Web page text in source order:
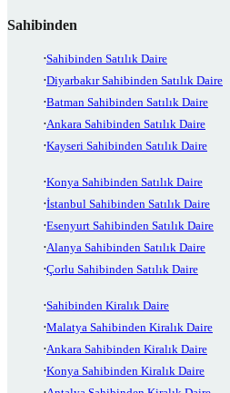
Sahibinden
Sahibinden Satılık Daire
Diyarbakır Sahibinden Satılık Daire
Batman Sahibinden Satılık Daire
Ankara Sahibinden Satılık Daire
Kayseri Sahibinden Satılık Daire
Konya Sahibinden Satılık Daire
İstanbul Sahibinden Satılık Daire
Esenyurt Sahibinden Satılık Daire
Alanya Sahibinden Satılık Daire
Çorlu Sahibinden Satılık Daire
Sahibinden Kiralık Daire
Malatya Sahibinden Kiralık Daire
Ankara Sahibinden Kiralık Daire
Konya Sahibinden Kiralık Daire